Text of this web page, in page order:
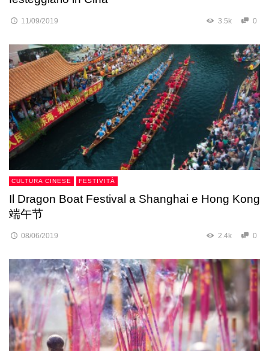
11/09/2019 3.5k 0
CULTURA CINESE FESTIVITÀ
Il Dragon Boat Festival a Shanghai e Hong Kong
端午节
08/06/2019 2.4k 0